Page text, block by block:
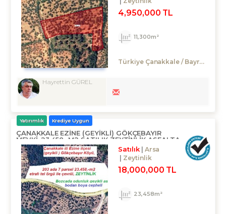
4,950,000 TL
11,300m²
Türkiye Çanakkale / Bayramiç
Hayrettin GÜREL
Yatırımlık Krediye Uygun
ÇANAKKALE EZINE (GEYİKLİ) GÖKÇEBAYIR
MEVKI..23.458.-M2 SATILIK ZEYTINLIK ASFALTA
CEPHELI
Satılık
Arsa
Zeytinlik
18,000,000 TL
23,458m²